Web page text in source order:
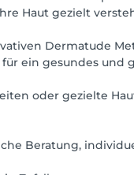
Haut gezielt
Dermatude
ein gesundes und
oder gezielte
Beratung,